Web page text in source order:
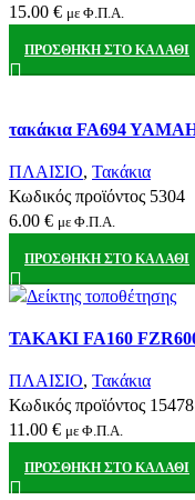
15.00 € με Φ.Π.Α.
ΠΡΟΣΘΉΚΗ ΣΤΟ ΚΑΛΆΘΙ
Quick view
τακάκια FA694
ΠΛΑΙΣΙΟ, Τακάκια
Κωδικός προϊόντος 5304
6.00 € με Φ.Π.Α.
ΠΡΟΣΘΉΚΗ ΣΤΟ ΚΑΛΆΘΙ
Quick view
ΤΑΚΑΚΙ FA160
ΠΛΑΙΣΙΟ, Τακάκια
Κωδικός προϊόντος 15478
11.00 € με Φ.Π.Α.
ΠΡΟΣΘΉΚΗ ΣΤΟ ΚΑΛΆΘΙ